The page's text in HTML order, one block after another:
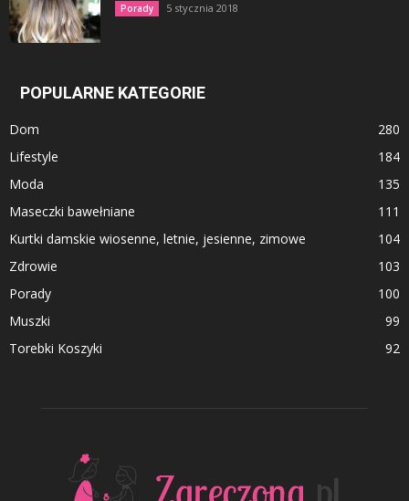
Porady 5 stycznia 2018
POPULARNE KATEGORIE
Dom
280
Lifestyle
184
Moda
135
Maseczki bawełniane
111
Kurtki damskie wiosenne, letnie, jesienne, zimowe
104
Zdrowie
103
Porady
100
Muszki
99
Torebki Koszyki
92